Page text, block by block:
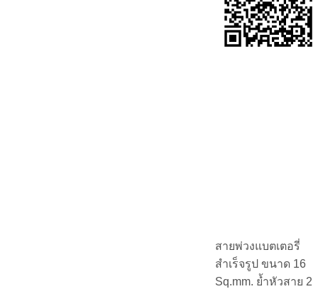
สายพ่วงแบตเตอรี่
สำเร็จรูป ขนาด 16
Sq.mm. ย้ำหัวสาย 2